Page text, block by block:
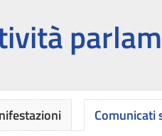
Comunicati